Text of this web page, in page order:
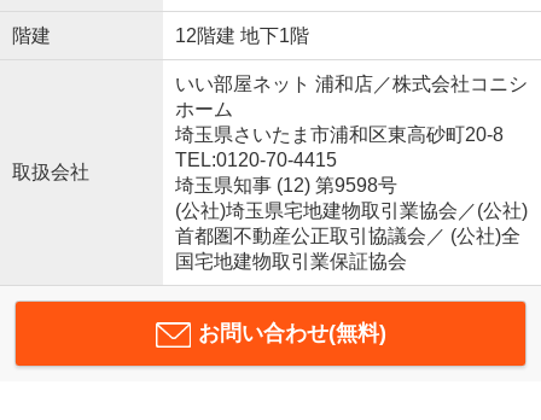
階建 12階建 地下1階
取扱会社
いい部屋ネット 浦和店／株式会社コニシ
ホーム
埼玉県さいたま市浦和区東高砂町20-8
TEL:0120-70-4415
埼玉県知事 (12) 第9598号
(公社)埼玉県宅地建物取引業協会／(公社)
首都圏不動産公正取引協議会／ (公社)全
国宅地建物取引業保証協会
お問い合わせ(無料)